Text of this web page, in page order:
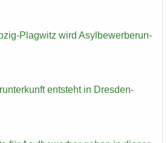
​Plagwitz wird Asyl­be­wer­ber­un­
ent­steht in Dresden-​